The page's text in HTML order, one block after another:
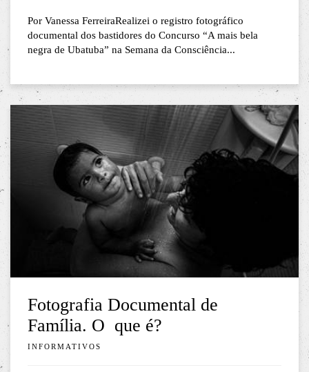
Por Vanessa FerreiraRealizei o registro fotográfico
documental dos bastidores do Concurso “A mais bela
negra de Ubatuba” na Semana da Consciência...
Fotografia Documental de
Família. O que é?
INFORMATIVOS